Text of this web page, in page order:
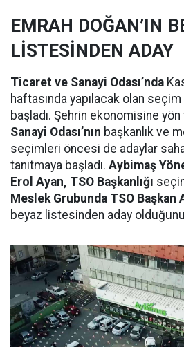
EMRAH DOĞAN’IN
LİSTESİNDEN ADAY
Ticaret ve Sanayi Odası’nda
haftasında yapılacak olan
başladı. Şehrin ekonomisine yön
Sanayi Odası’nın başkanlık ve
seçimleri öncesi de adaylar
tanıtmaya başladı. Aybimaş
Erol Ayan, TSO Başkanlığı
Meslek Grubunda TSO Başkan
beyaz listesinden aday